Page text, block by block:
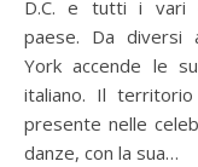
D.C. e tutti i vari
paese. Da diversi
York accende le
italiano. Il
presente nelle
danze, con la sua…